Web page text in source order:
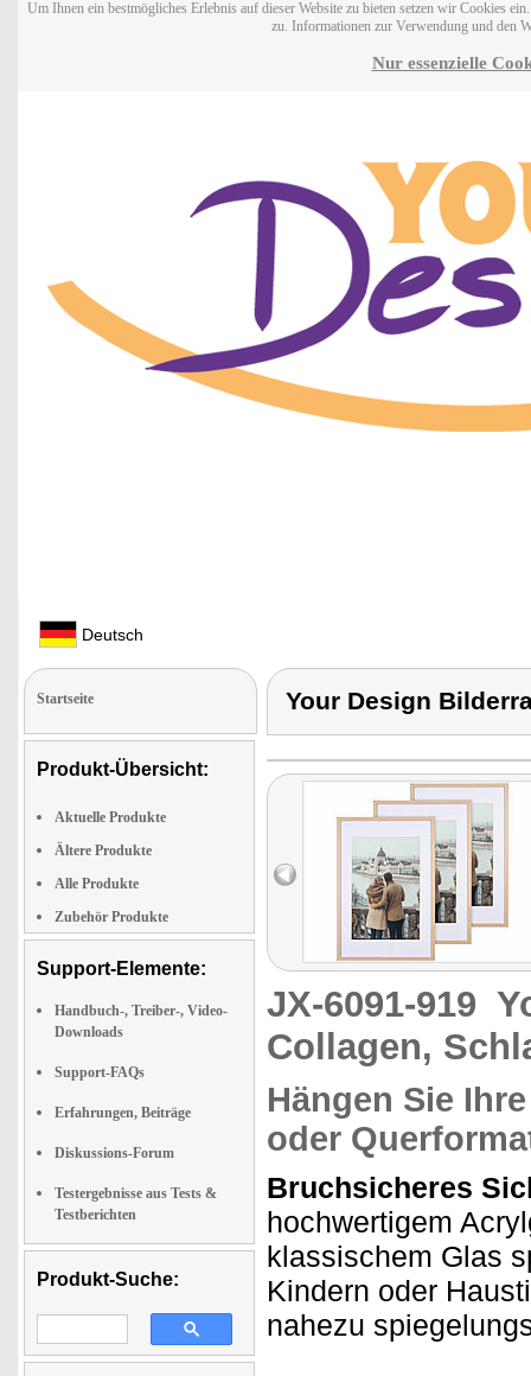
Um Ihnen ein bestmögliches Erlebnis auf dieser Website zu bieten setzen wir Cookies
zu. Informationen zur Verwendung und den
Nur essenzielle
Deutsch
Startseite
Produkt-Übersicht:
Aktuelle Produkte
Ältere Produkte
Alle Produkte
Zubehör Produkte
Support-Elemente:
Handbuch-, Treiber-, Video-
Downloads
Support-FAQs
Erfahrungen, Beiträge
Diskussions-Forum
Testergebnisse aus Tests &
Testberichten
Produkt-Suche:
Your Design
JX-6091-919
Collagen,
Hängen Sie
oder
Bruchsicheres
hochwertigem
klassischem Glas
Kindern oder
nahezu